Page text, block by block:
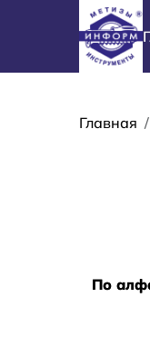
Перейти к
Главная
По
По